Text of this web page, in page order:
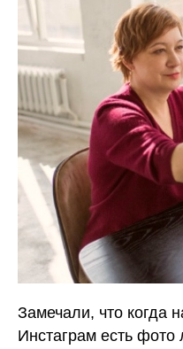
Замечали, что когда
Инстаграм есть фото